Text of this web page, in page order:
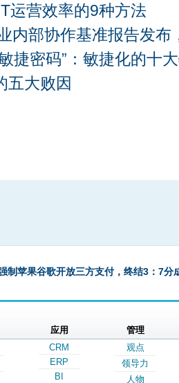
运营效率的9种方法
内部协作基准报告发布
捷密码”：敏捷化的十
五大败因
制苹果谷歌开放三方支付，终结3：7分
应用
CRM
ERP
BI
管理
观点
领导力
人物